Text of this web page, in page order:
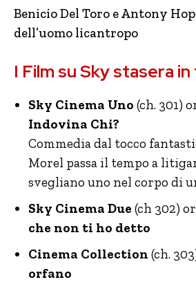
Benicio Del Toro e Antony
dell’uomo licantropo
I Film su Sky stasera
Sky Cinema Uno (ch. 301)
Indovina Chi?
Commedia dal tocco
Morel passa il tempo a
svegliano uno nel corpo di
Sky Cinema Due (ch 302)
che non ti ho detto
Cinema Collection (ch.
orfano